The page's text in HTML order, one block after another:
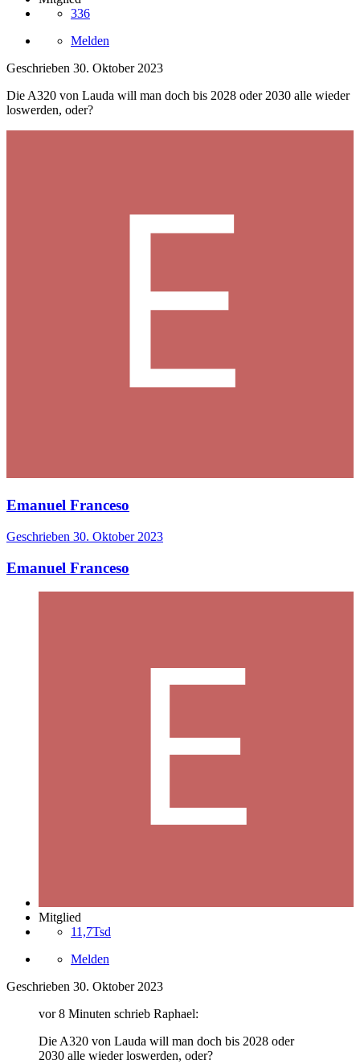
336
Melden
Geschrieben 30. Oktober 2023
Die A320 von Lauda will man doch bis 2028 oder 2030 alle wieder
loswerden, oder?
Emanuel Franceso
Geschrieben 30. Oktober 2023
Emanuel Franceso
Mitglied
11,7Tsd
Melden
Geschrieben 30. Oktober 2023
vor 8 Minuten schrieb Raphael:
Die A320 von Lauda will man doch bis 2028 oder
2030 alle wieder loswerden, oder?